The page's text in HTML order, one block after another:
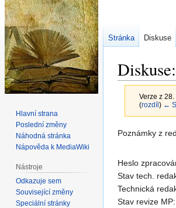
Verze z 28.
(rozdíl ) ←
Skočit
navigaci
Skočit
vyhledávání
Poznámky z
Heslo
Stav tech.
Technická
Stav revize
Stránka Diskuse
Hlavní strana
Poslední změny
Náhodná stránka
Nápověda k MediaWiki
Nástroje
Odkazuje sem
Související změny
Speciální stránky